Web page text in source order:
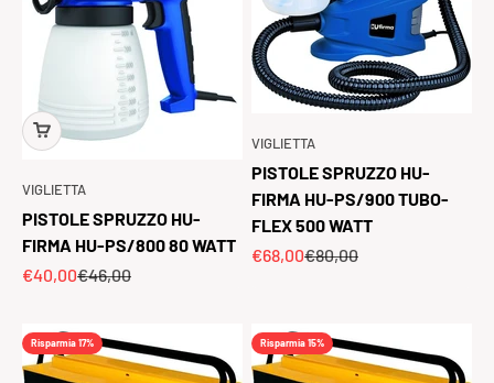
VIGLIETTA
PISTOLE SPRUZZO HU-
FIRMA HU-PS/800 80 WATT
Prezzo scontato
€40,00Prezzo
€46,00
VIGLIETTA
PISTOLE SPRUZZO HU-
FIRMA HU-PS/900 TUBO-
FLEX 500 WATT
Prezzo scontato
€68,00Prezzo
€80,00
Risparmia 17% Risparmia 15%